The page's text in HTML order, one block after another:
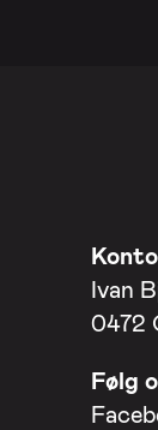
Ivan
0472
Følg